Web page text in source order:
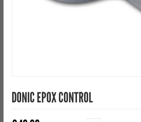
DONIC EPOX CONTROL